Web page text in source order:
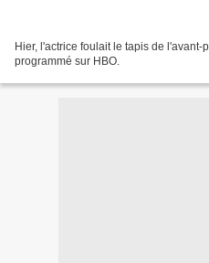
Hier, l'actrice foulait le tapis de l'avant-
programmé sur HBO.